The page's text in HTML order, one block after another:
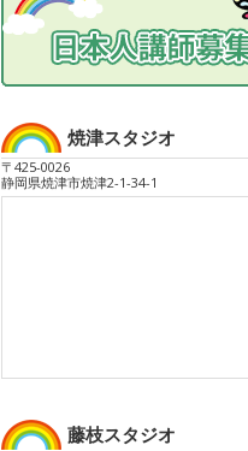
焼津スタジオ
〒425-0026
静岡県焼津市焼津2-1-34-1
藤枝スタジオ